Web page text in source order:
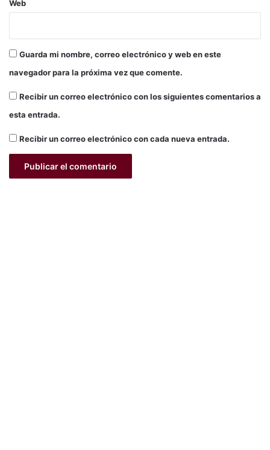
Web
Guarda mi nombre, correo electrónico y web en este
navegador para la próxima vez que comente.
Recibir un correo electrónico con los siguientes comentarios a
esta entrada.
Recibir un correo electrónico con cada nueva entrada.